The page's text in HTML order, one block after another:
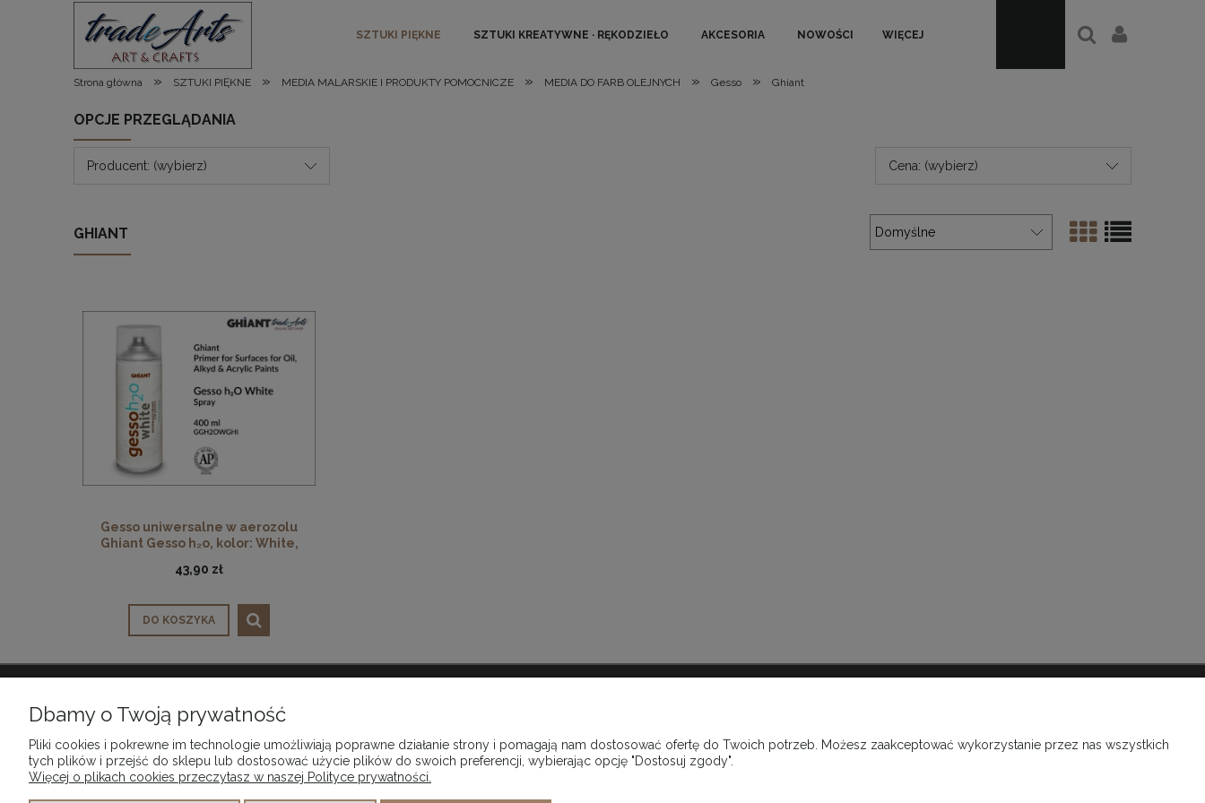
SZTUKI PIĘKNE SZTUKI KREATYWNE · RĘKODZIEŁO AKCESORIA NOWOŚCI WIĘCEJ
Strona główna » SZTUKI PIĘKNE » MEDIA MALARSKIE I PRODUKTY POMOCNICZE » MEDIA DO FARB OLEJNYCH » Gesso » Ghiant
OPCJE PRZEGLĄDANIA
Producent: (wybierz) Cena: (wybierz)
GHIANT
Gesso uniwersalne w aerozolu
Ghiant Gesso h₂o, kolor: White,
43,90 zł
DO KOSZYKA
WARUNKI ZAKUPÓW
Regulamin sklepu
Shopping information for EU customers
Reklamacje i zwroty
Twoje zamówienia
Ustawienia konta
O firmie, kontakt
Dbamy o Twoją prywatność
Pliki cookies i pokrewne im technologie umożliwiają poprawne działanie strony i pomagają nam dostosować ofertę do Twoich potrzeb. Możesz zaakceptować wykorzystanie przez nas wszystkich
tych plików i przejść do sklepu lub dostosować użycie plików do swoich preferencji, wybierając opcję "Dostosuj zgody".
Więcej o plikach cookies przeczytasz w naszej Polityce prywatności.